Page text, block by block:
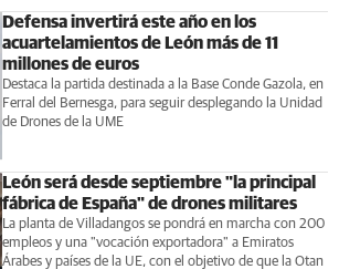
Defensa invertirá este año en los
acuartelamientos de León más de 11
millones de euros
Destaca la partida destinada a la Base Conde Gazola, en
Ferral del Bernesga, para seguir desplegando la Unidad
de Drones de la UME
León será desde septiembre "la principal
fábrica de España" de drones militares
La planta de Villadangos se pondrá en marcha con 200
empleos y una "vocación exportadora" a Emiratos
Árabes y países de la UE, con el objetivo de que la Otan